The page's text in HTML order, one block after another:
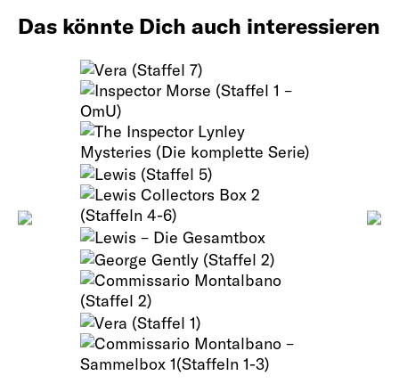
Das könnte Dich auch interessieren